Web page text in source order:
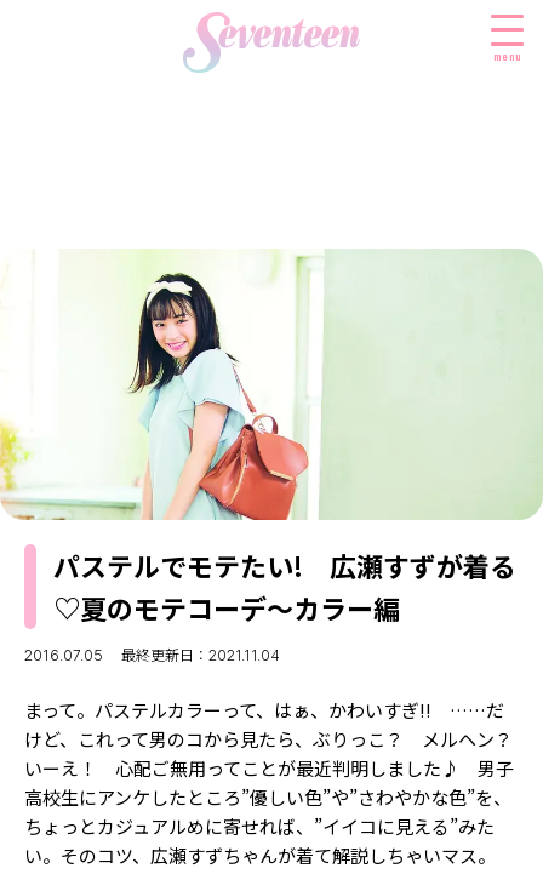
menu
FASHION
ファッションニュース
モデル私服
ビューティニュース
トレンドメイク
ベストコスメ
ヘアアレンジ・ヘアケア
スキンケア
ボディケア
SCHOOL
スクールニュース
制服コーデ
学校ヘアメイク
勉強・受験・進路
ENTERTAINMENT
エンタメニュース
なにわ男子
K-POP
LIFESTYLE
ライフスタイルニュース
JKランキング・アワード
モデルの購入品
おでかけ
JK TREND
MODELS
MODEL'S BLOG
TikTok
Instagram
YouTube
FORTUNE
ゲッターズ飯田
MISS SEVENTEEN
パステルでモテたい! 広瀬すずが着る
♡夏のモテコーデ～カラー編
2016.07.05 最終更新日：2021.11.04
まって。パステルカラーって、はぁ、かわいすぎ!! ……だ
けど、これって男のコから見たら、ぶりっこ？ メルヘン？
いーえ！ 心配ご無用ってことが最近判明しました♪ 男子
高校生にアンケしたところ”優しい色”や”さわやかな色”を、
ちょっとカジュアルめに寄せれば、”イイコに見える”みた
い。そのコツ、広瀬すずちゃんが着て解説しちゃいマス。